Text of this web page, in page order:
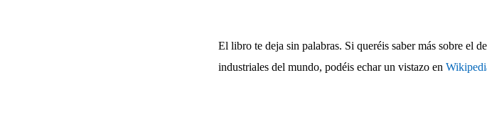
El libro te deja sin palabras. Si queréis saber más sobre el
industriales del mundo, podéis echar un vistazo en